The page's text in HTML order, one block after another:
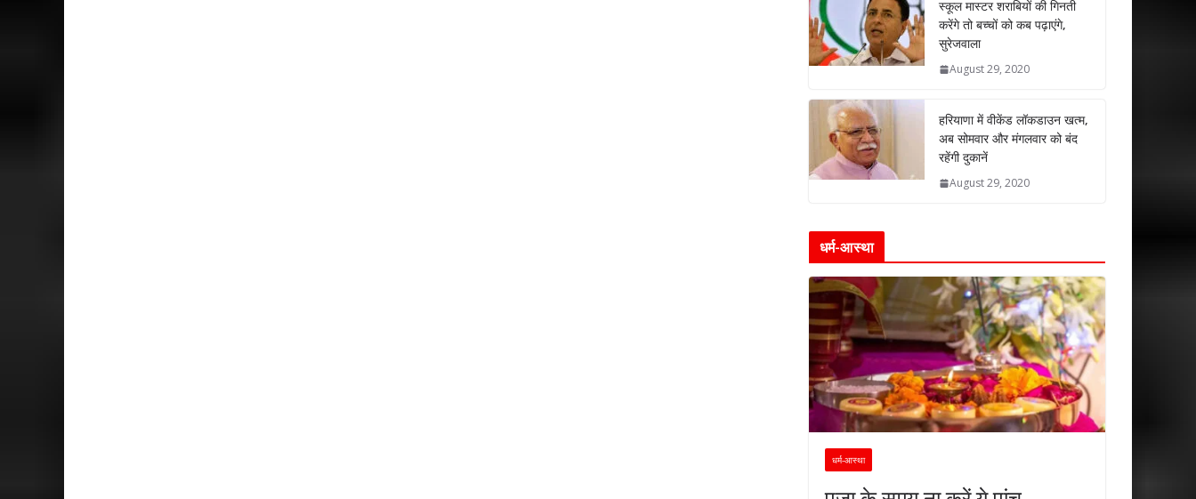
स्कूल मास्टर शराबियों की गिनती
करेंगे तो बच्चों को कब पढ़ाएंगे,
सुरेजवाला
August 29, 2020
हरियाणा में वीकेंड लॉकडाउन खत्म,
अब सोमवार और मंगलवार को बंद
रहेंगी दुकानें
August 29, 2020
धर्म-आस्था
धर्म-आस्था